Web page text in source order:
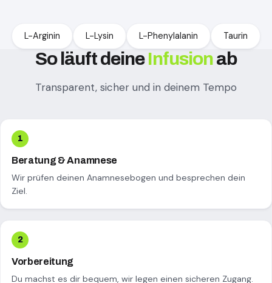
L-Arginin L-Lysin L-Phenylalanin Taurin
So läuft deineInfusionab
Transparent, sicher und in deinem Tempo
Beratung & Anamnese
Wir prüfen deinen Anamnesebogen und besprechen dein
Ziel.
Vorbereitung
Du machst es dir bequem, wir legen einen sicheren Zugang.